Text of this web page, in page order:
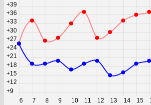
6 7 8 9 10 11 12 13 14 15
+9
+12
+15
+18
+21
+24
+27
+30
+33
+36
+39